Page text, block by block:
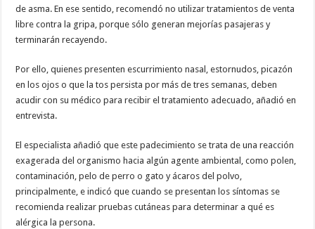
de asma. En ese sentido, recomendó no utilizar tratamientos de venta
libre contra la gripa, porque sólo generan mejorías pasajeras y
terminarán recayendo.
Por ello, quienes presenten escurrimiento nasal, estornudos, picazón
en los ojos o que la tos persista por más de tres semanas, deben
acudir con su médico para recibir el tratamiento adecuado, añadió en
entrevista.
El especialista añadió que este padecimiento se trata de una reacción
exagerada del organismo hacia algún agente ambiental, como polen,
contaminación, pelo de perro o gato y ácaros del polvo,
principalmente, e indicó que cuando se presentan los síntomas se
recomienda realizar pruebas cutáneas para determinar a qué es
alérgica la persona.